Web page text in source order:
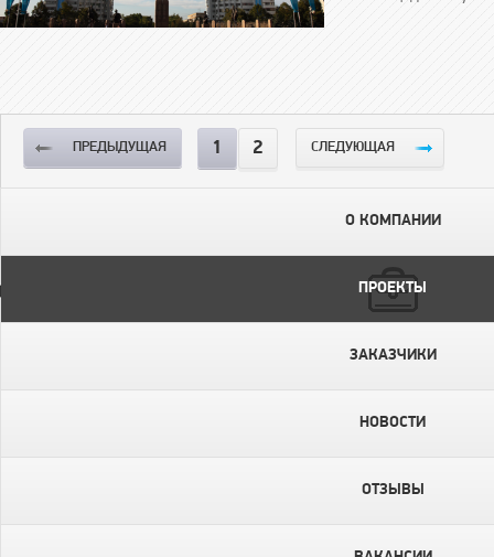
ПРЕДЫДУЩАЯ 1 2 СЛЕДУЮЩАЯ
О КОМПАНИИ
ПРОЕКТЫ
ЗАКАЗЧИКИ
НОВОСТИ
ОТЗЫВЫ